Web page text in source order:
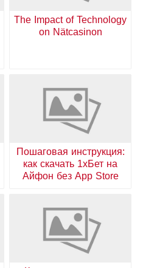
The Impact of Technology
on Nätcasinon
Пошаговая инструкция:
как скачать 1хБет на
Айфон без App Store